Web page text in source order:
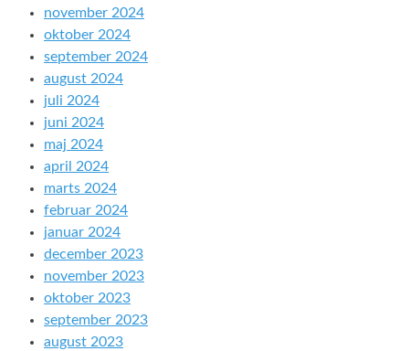
november 2024
oktober 2024
september 2024
august 2024
juli 2024
juni 2024
maj 2024
april 2024
marts 2024
februar 2024
januar 2024
december 2023
november 2023
oktober 2023
september 2023
august 2023